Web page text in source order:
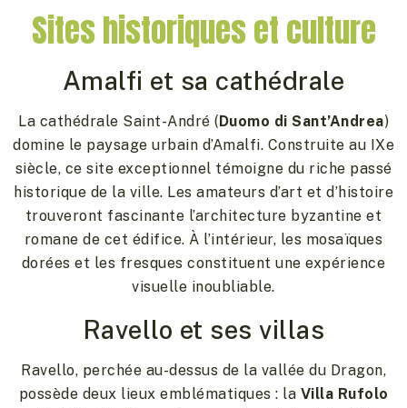
Sites historiques et culture
Amalfi et sa cathédrale
La cathédrale Saint-André ( Duomo di Sant’Andrea)
domine le paysage urbain d’Amalfi. Construite au IXe
siècle, ce site exceptionnel témoigne du riche passé
historique de la ville. Les amateurs d’art et d’histoire
trouveront fascinante l’architecture byzantine et
romane de cet édifice. À l’intérieur, les mosaïques
dorées et les fresques constituent une expérience
visuelle inoubliable.
Ravello et ses villas
Ravello, perchée au-dessus de la vallée du Dragon,
possède deux lieux emblématiques : la Villa Rufolo